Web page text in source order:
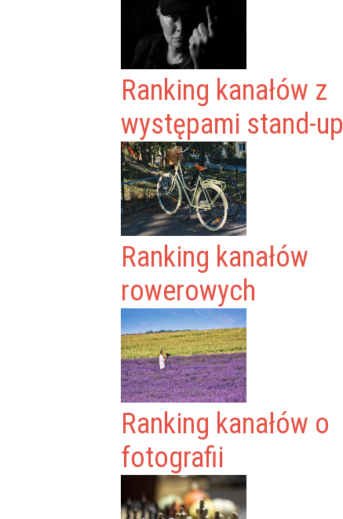
Ranking kanałów z
występami stand-up
Ranking kanałów
rowerowych
Ranking kanałów o
fotografii